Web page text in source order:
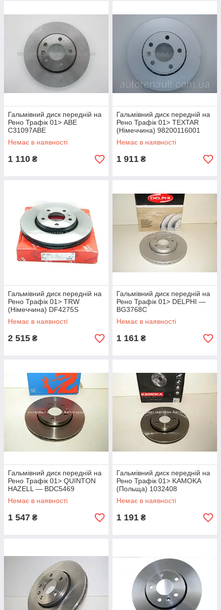
Гальмівний диск передній на
Рено Трафік 01> ABE
C31097ABE
Немає в наявності
1 110 ₴
Гальмівний диск передній на
Рено Трафік 01> TEXTAR
(Німеччина) 98200116001
Немає в наявності
1 911 ₴
Гальмівний диск передній на
Рено Трафік 01> TRW
(Німеччина) DF4275S
Немає в наявності
2 515 ₴
Гальмівний диск передній на
Рено Трафік 01> DELPHI —
BG3768C
Немає в наявності
1 161 ₴
Гальмівний диск передній на
Рено Трафік 01> QUINTON
HAZELL — BDC5469
Немає в наявності
1 547 ₴
Гальмівний диск передній на
Рено Трафік 01> KAMOKA
(Польща) 1032408
Немає в наявності
1 191 ₴